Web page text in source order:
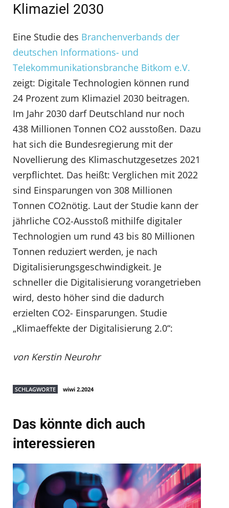
Klimaziel 2030
Eine Studie des Branchenverbands der
deutschen Informations- und
Telekommunikationsbranche Bitkom e.V.
zeigt: Digitale Technologien können rund
24 Prozent zum Klimaziel 2030 beitragen.
Im Jahr 2030 darf Deutschland nur noch
438 Millionen Tonnen CO2 ausstoßen. Dazu
hat sich die Bundesregierung mit der
Novellierung des Klimaschutzgesetzes 2021
verpflichtet. Das heißt: Verglichen mit 2022
sind Einsparungen von 308 Millionen
Tonnen CO2nötig. Laut der Studie kann der
jährliche CO2-Ausstoß mithilfe digitaler
Technologien um rund 43 bis 80 Millionen
Tonnen reduziert werden, je nach
Digitalisierungsgeschwindigkeit. Je
schneller die Digitalisierung vorangetrieben
wird, desto höher sind die dadurch
erzielten CO2- Einsparungen. Studie
„Klimaeffekte der Digitalisierung 2.0“:
von Kerstin Neurohr
SCHLAGWORTE wiwi 2.2024
Das könnte dich auch
interessieren